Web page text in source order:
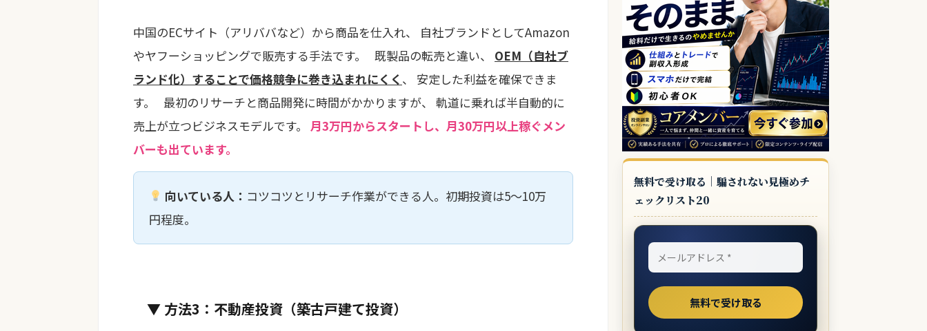
中国のECサイト（アリババなど）から商品を仕入れ、 自社ブランドとしてAmazon
やヤフーショッピングで販売する手法です。 既製品の転売と違い、 OEM（自社ブ
ランド化）することで価格競争に巻き込まれにくく 、 安定した利益を確保できま
す。 最初のリサーチと商品開発に時間がかかりますが、 軌道に乗れば半自動的に
売上が立つビジネスモデルです。 月3万円からスタートし、月30万円以上稼ぐメン
バーも出ています。
向いている人： コツコツとリサーチ作業ができる人。初期投資は5〜10万
円程度。
▼ 方法3：不動産投資（築古戸建て投資）
無料で受け取る｜騙されない見極めチ
ェックリスト20